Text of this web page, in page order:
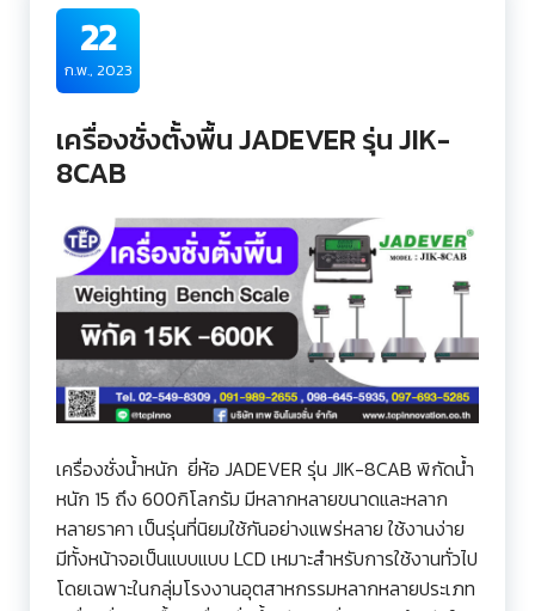
22
ก.พ., 2023
เครื่องชั่งตั้งพื้น JADEVER รุ่น JIK-
8CAB
เครื่องชั่งน้ำหนัก ยี่ห้อ JADEVER รุ่น JIK-8CAB พิกัดน้ำ
หนัก 15 ถึง 600กิโลกรัม มีหลากหลายขนาดและหลาก
หลายราคา เป็นรุ่นที่นิยมใช้กันอย่างแพร่หลาย ใช้งานง่าย
มีทั้งหน้าจอเป็นแบบแบบ LCD เหมาะสำหรับการใช้งานทั่วไป
โดยเฉพาะในกลุ่มโรงงานอุตสาหกรรมหลากหลายประเภท